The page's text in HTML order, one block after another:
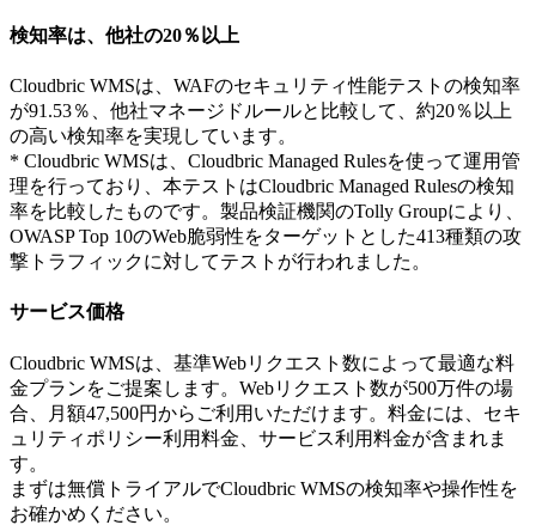
検知率は、他社の20％以上
Cloudbric WMSは、WAFのセキュリティ性能テストの検知率
が91.53％、他社マネージドルールと比較して、約20％以上
の高い検知率を実現しています。
* Cloudbric WMSは、Cloudbric Managed Rulesを使って運用管
理を行っており、本テストはCloudbric Managed Rulesの検知
率を比較したものです。製品検証機関のTolly Groupにより、
OWASP Top 10のWeb脆弱性をターゲットとした413種類の攻
撃トラフィックに対してテストが行われました。
サービス価格
Cloudbric WMSは、基準Webリクエスト数によって最適な料
金プランをご提案します。Webリクエスト数が500万件の場
合、月額47,500円からご利用いただけます。料金には、セキ
ュリティポリシー利用料金、サービス利用料金が含まれま
す。
まずは無償トライアルでCloudbric WMSの検知率や操作性を
お確かめください。